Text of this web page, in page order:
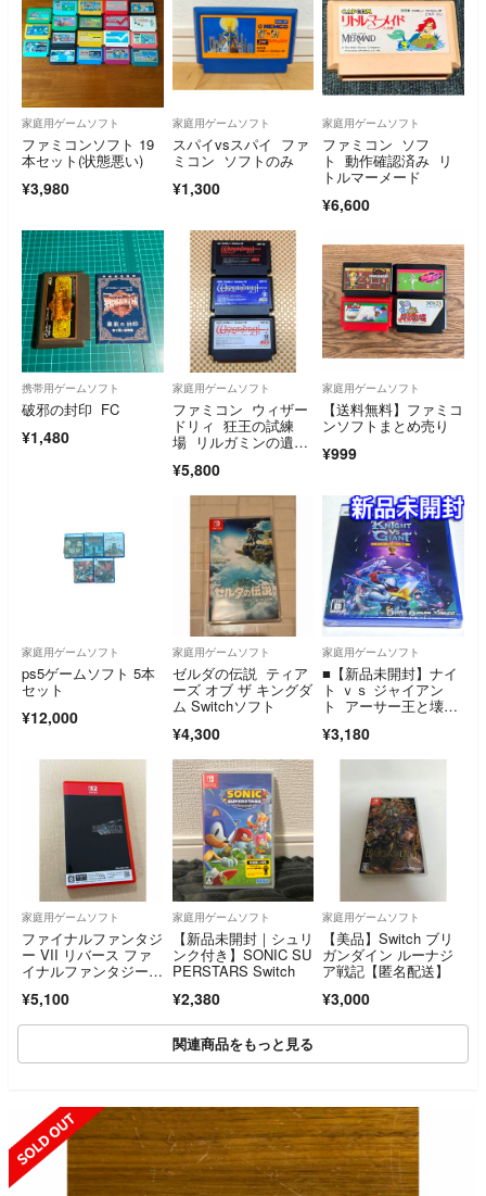
家庭用ゲームソフト
ファミコンソフト 19
本セット(状態悪い)
¥3,980
家庭用ゲームソフト
スパイvsスパイ ファ
ミコン ソフトのみ
¥1,300
家庭用ゲームソフト
ファミコン ソフ
ト 動作確認済み リ
トルマーメード
¥6,600
携帯用ゲームソフト
破邪の封印 FC
¥1,480
家庭用ゲームソフト
ファミコン ウィザー
ドリィ 狂王の試練
場 リルガミンの遺
士 Ⅰ.Ⅱ.Ⅲ 3本セッ
¥5,800
家庭用ゲームソフト
【送料無料】ファミコ
ンソフトまとめ売り
¥999
家庭用ゲームソフト
ps5ゲームソフト 5本
セット
¥12,000
家庭用ゲームソフト
ゼルダの伝説 ティア
ーズ オブ ザ キングダ
ム Switchソフト
¥4,300
家庭用ゲームソフト
■【新品未開封】ナイ
ト ｖｓ ジャイアン
ト アーサー王と壊れ
¥3,180
家庭用ゲームソフト
ファイナルファンタジ
ー VII リバース ファ
イナルファンタジー
¥5,100
家庭用ゲームソフト
【新品未開封｜シュリ
ンク付き】SONIC SU
PERSTARS Switch
¥2,380
家庭用ゲームソフト
【美品】Switch ブリ
ガンダイン ルーナジ
ア戦記【匿名配送】
¥3,000
関連商品をもっと見る
SOLD OUT